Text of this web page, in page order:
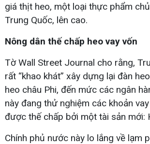
giá thịt heo, một loại thực phẩm
Trung Quốc, lên cao.
Nông dân thế chấp heo vay vốn
Tờ Wall Street Journal cho rằng,
rất “khao khát” xây dựng lại đàn
heo châu Phi, đến mức các ngân
này đang thử nghiệm các khoản
được thế chấp bởi một tài sản mới:
Chính phủ nước này lo lắng về lạm